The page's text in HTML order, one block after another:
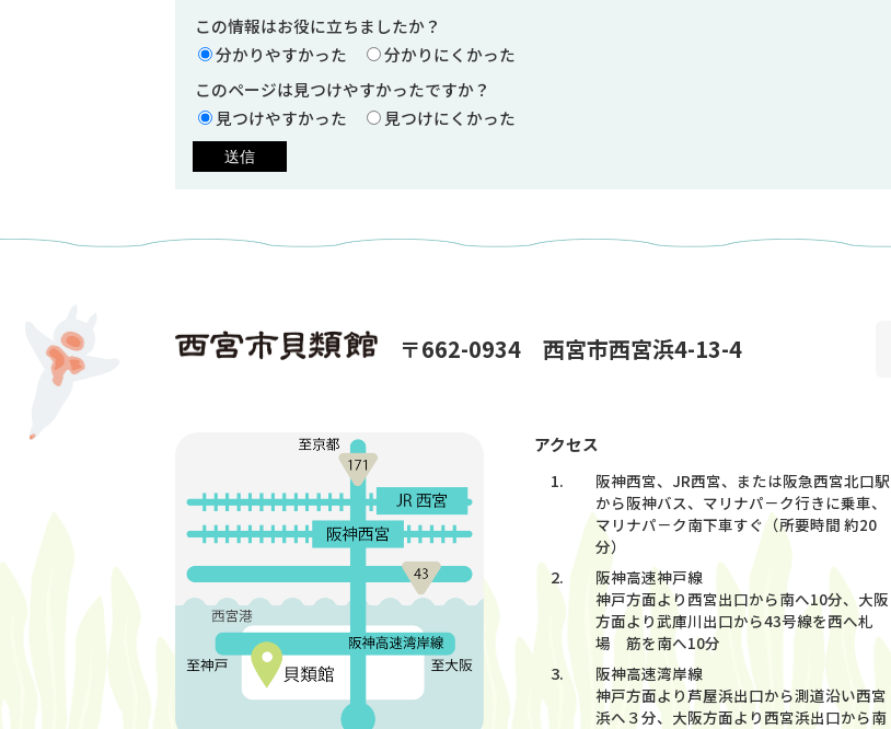
この情報はお役に立ちましたか？
分かりやすかった
分かりにくかった
このページは見つけやすかったですか？
見つけやすかった
見つけにくかった
〒662-0934 西宮市西宮浜4-13-4
アクセス
阪神西宮、JR西宮、または阪急西宮北口駅
から阪神バス、マリナパ－ク行きに乗車、
マリナパ－ク南下車すぐ（所要時間 約20
分）
阪神高速神戸線
神戸方面より西宮出口から南へ10分、大阪
方面より武庫川出口から43号線を西へ札
場 筋を南へ10分
阪神高速湾岸線
神戸方面より芦屋浜出口から測道沿い西宮
浜へ３分、大阪方面より西宮浜出口から南